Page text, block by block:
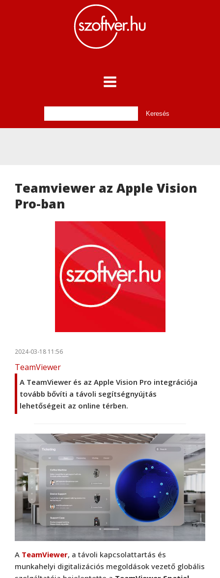
Teamviewer az Apple Vision
Pro-ban
2024-03-18 11:56
TeamViewer
A TeamViewer és az Apple Vision Pro integrációja
tovább bővíti a távoli segítségnyújtás
lehetőségeit az online térben.
A TeamViewer, a távoli kapcsolattartás és
munkahelyi digitalizációs megoldások vezető globális